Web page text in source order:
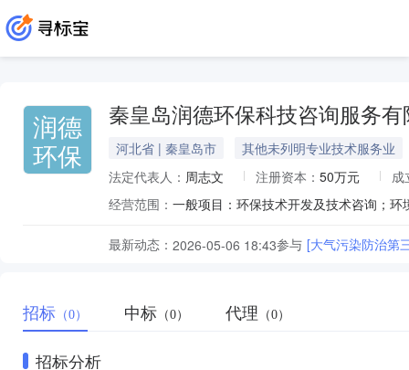
润德
环保
秦皇岛润德环保科技咨询服务有
河北省 | 秦皇岛市
其他未列明专业技术服务业
法定代表人： 周志文 注册资本： 50万元
成
经营范围：
最新动态： 2026-05-06 18:43参与 [大气污染防治第
招标 （0） 中标 （0） 代理 （0）
招标分析